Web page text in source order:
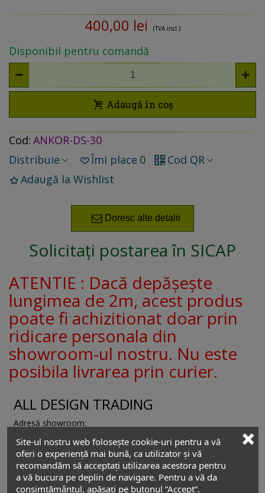
400,00 lei (TVA incl.)
Disponibil pentru comandă
Adaugă în coș
Cod: ANKOR-DS-30
Distribuie
Îmi place 0
Cod QR
Adaugă la Wishlist
Doresc alte detalii
Solicitați postarea în SICAP
ATENTIE : Dacă depășește
lungimea de 2m, acest produs
poate fi achizitionat doar prin
ridicare personala din
showroom-ul nostru. Nu este
posibila livrarea prin curier.
ALL DESIGN TRADING
Adresă showroom:
022524 -București, România
Relații cu clienții
Site-ul nostru web folosește cookie-uri pentru a vă
oferi o experiență mai bună, ca utilizator și vă
recomandăm să acceptați utilizarea acestora pentru
a vă bucura pe deplin de navigare. Pentru a vă da
consimțământul, apăsați pe butonul ”Accept”.